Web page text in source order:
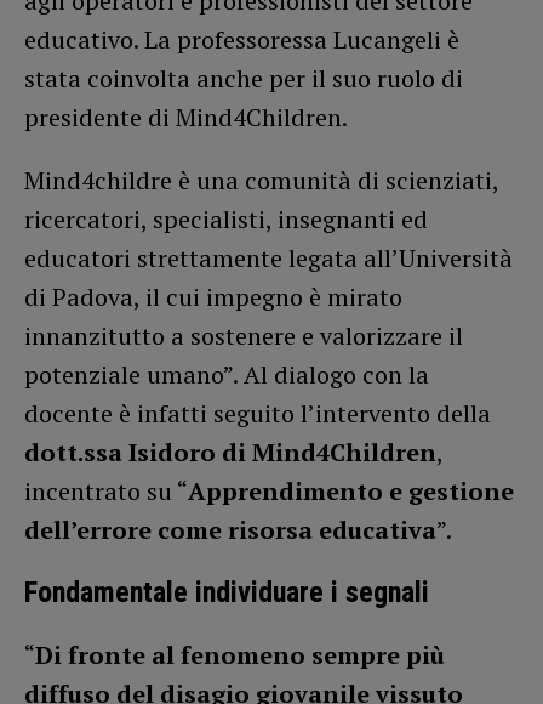
educativo. La professoressa Lucangeli è
stata coinvolta anche per il suo ruolo di
presidente di Mind4Children.
Mind4childre è una comunità di scienziati,
ricercatori, specialisti, insegnanti ed
educatori strettamente legata all’Università
di Padova, il cui impegno è mirato
innanzitutto a sostenere e valorizzare il
potenziale umano”. Al dialogo con la
docente è infatti seguito l’intervento della
dott.ssa Isidoro di Mind4Children,
incentrato su “Apprendimento e gestione
dell’errore come risorsa educativa”.
Fondamentale individuare i segnali
“Di fronte al fenomeno sempre più
diffuso del disagio giovanile vissuto